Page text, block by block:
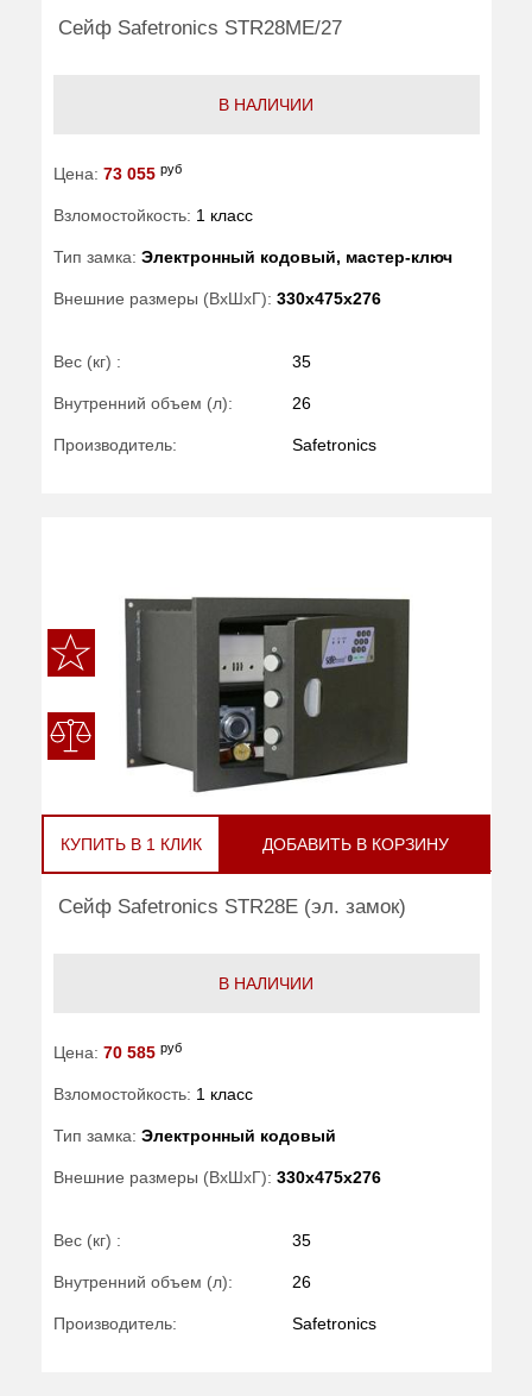
Сейф Safetronics STR28ME/27
В НАЛИЧИИ
Цена: 73 055 руб
Взломостойкость: 1 класс
Тип замка: Электронный кодовый, мастер-ключ
Внешние размеры (ВхШхГ): 330x475x276
Вес (кг) : 35
Внутренний объем (л): 26
Производитель: Safetronics
КУПИТЬ В 1 КЛИК ДОБАВИТЬ В КОРЗИНУ
Сейф Safetronics STR28E (эл. замок)
В НАЛИЧИИ
Цена: 70 585 руб
Взломостойкость: 1 класс
Тип замка: Электронный кодовый
Внешние размеры (ВхШхГ): 330x475x276
Вес (кг) : 35
Внутренний объем (л): 26
Производитель: Safetronics